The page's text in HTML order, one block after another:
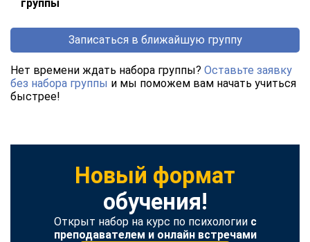
группы
Записаться в ближайшую группу
Нет времени ждать набора группы? Оставьте заявку
без набора группы и мы поможем вам начать учиться
быстрее!
Новый формат
обучения!
Открыт набор на курс по психологии с
преподавателем и онлайн встречами